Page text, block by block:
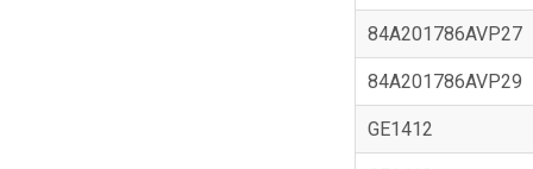
84A201786AVP27
84A201786AVP29
GE1412